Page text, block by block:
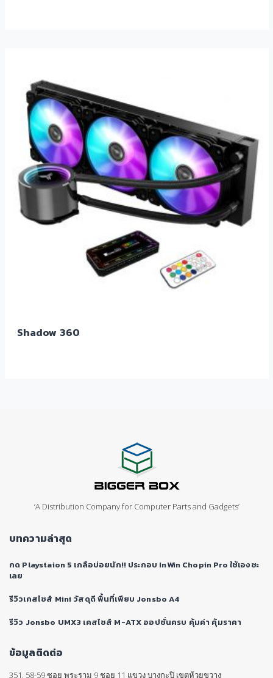
Shadow 360
‘A Distribution Company for Computer Parts and Gadgets’
บทความล่าสุด
กด Playstaion 5 เกลือบ่อยนัก!! ประกอบ InWin Chopin Pro ใช้เองซะ
เลย
รีวิวเคสไซส์ Mini วัสดุดี พื้นที่เพียบ Jonsbo A4
รีวิว Jonsbo UMX3 เคสไซส์ M-ATX ออปชั่นครบ คุ้มค่า คุ้มราคา
ข้อมูลติดต่อ
351, 58-59 ซอย พระราม 9 ชอย 11 แขวง บางกะปิ เขตห้วยขวาง